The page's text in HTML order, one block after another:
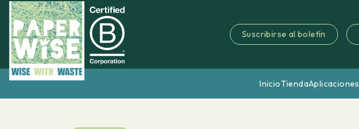
Suscribirse al boletín
InicioTiendaAplicaciones